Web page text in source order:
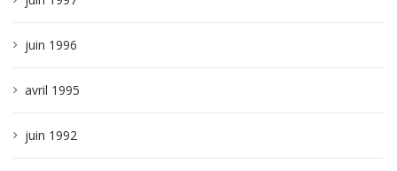
juin 1996
avril 1995
juin 1992